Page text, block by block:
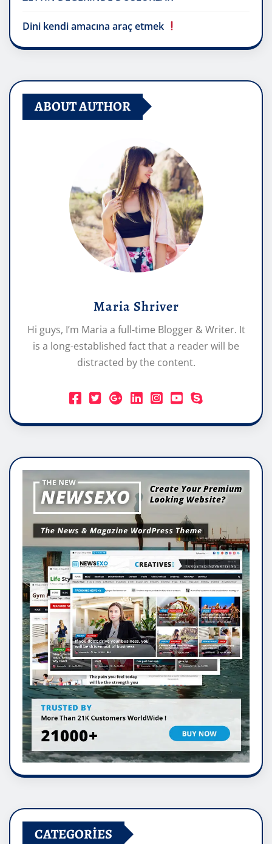
Dini kendi amacına araç etmek
ABOUT AUTHOR
Maria Shriver
Hi guys, I’m Maria a full-time Blogger & Writer. It
is a long-established fact that a reader will be
distracted by the content.
CATEGORIES